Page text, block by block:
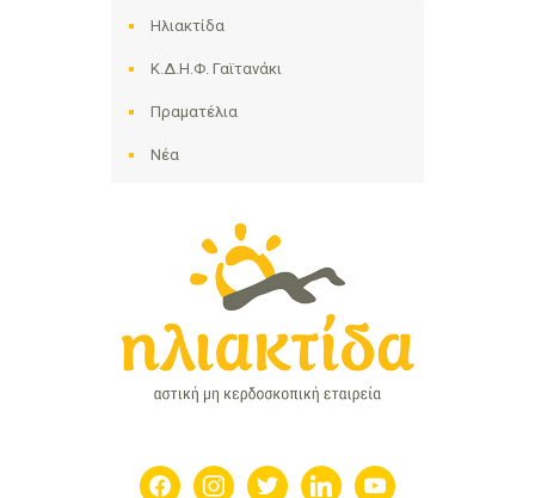
Ηλιακτίδα
Κ.Δ.Η.Φ. Γαϊτανάκι
Πραματέλια
Νέα
facebookinstagramtwitter linkedin youtube